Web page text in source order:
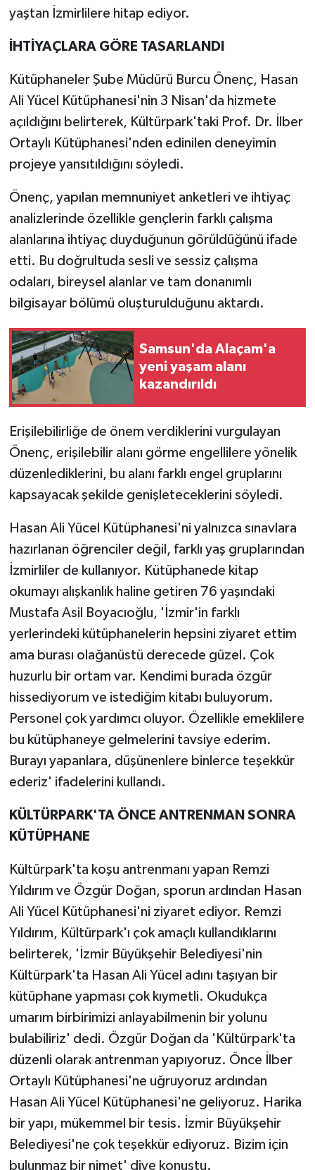
yaştan İzmirlilere hitap ediyor.
İHTİYAÇLARA GÖRE TASARLANDI
Kütüphaneler Şube Müdürü Burcu Önenç, Hasan
Ali Yücel Kütüphanesi'nin 3 Nisan'da hizmete
açıldığını belirterek, Kültürpark'taki Prof. Dr. İlber
Ortaylı Kütüphanesi'nden edinilen deneyimin
projeye yansıtıldığını söyledi.
Önenç, yapılan memnuniyet anketleri ve ihtiyaç
analizlerinde özellikle gençlerin farklı çalışma
alanlarına ihtiyaç duyduğunun görüldüğünü ifade
etti. Bu doğrultuda sesli ve sessiz çalışma
odaları, bireysel alanlar ve tam donanımlı
bilgisayar bölümü oluşturulduğunu aktardı.
Samsun'da Alaçam'a
yeni yaşam alanı
kazandırıldı
Erişilebilirliğe de önem verdiklerini vurgulayan
Önenç, erişilebilir alanı görme engellilere yönelik
düzenlediklerini, bu alanı farklı engel gruplarını
kapsayacak şekilde genişleteceklerini söyledi.
Hasan Ali Yücel Kütüphanesi'ni yalnızca sınavlara
hazırlanan öğrenciler değil, farklı yaş gruplarından
İzmirliler de kullanıyor. Kütüphanede kitap
okumayı alışkanlık haline getiren 76 yaşındaki
Mustafa Asil Boyacıoğlu, 'İzmir'in farklı
yerlerindeki kütüphanelerin hepsini ziyaret ettim
ama burası olağanüstü derecede güzel. Çok
huzurlu bir ortam var. Kendimi burada özgür
hissediyorum ve istediğim kitabı buluyorum.
Personel çok yardımcı oluyor. Özellikle emeklilere
bu kütüphaneye gelmelerini tavsiye ederim.
Burayı yapanlara, düşünenlere binlerce teşekkür
ederiz' ifadelerini kullandı.
KÜLTÜRPARK'TA ÖNCE ANTRENMAN SONRA
KÜTÜPHANE
Kültürpark'ta koşu antrenmanı yapan Remzi
Yıldırım ve Özgür Doğan, sporun ardından Hasan
Ali Yücel Kütüphanesi'ni ziyaret ediyor. Remzi
Yıldırım, Kültürpark'ı çok amaçlı kullandıklarını
belirterek, 'İzmir Büyükşehir Belediyesi'nin
Kültürpark'ta Hasan Ali Yücel adını taşıyan bir
kütüphane yapması çok kıymetli. Okudukça
umarım birbirimizi anlayabilmenin bir yolunu
bulabiliriz' dedi. Özgür Doğan da 'Kültürpark'ta
düzenli olarak antrenman yapıyoruz. Önce İlber
Ortaylı Kütüphanesi'ne uğruyoruz ardından
Hasan Ali Yücel Kütüphanesi'ne geliyoruz. Harika
bir yapı, mükemmel bir tesis. İzmir Büyükşehir
Belediyesi'ne çok teşekkür ediyoruz. Bizim için
bulunmaz bir nimet' diye konuştu.